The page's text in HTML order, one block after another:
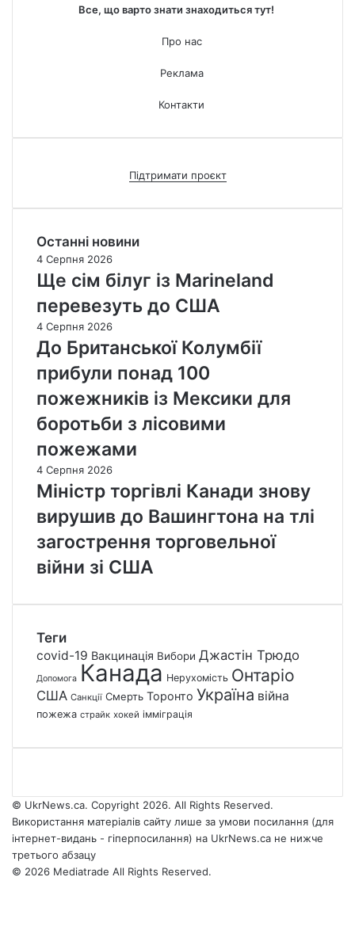
Все, що варто знати знаходиться тут!
Про нас
Реклама
Контакти
Підтримати проєкт
Останні новини
4 Серпня 2026
Ще сім білуг із Marineland
перевезуть до США
4 Серпня 2026
До Британської Колумбії
прибули понад 100
пожежників із Мексики для
боротьби з лісовими
пожежами
4 Серпня 2026
Міністр торгівлі Канади знову
вирушив до Вашингтона на тлі
загострення торговельної
війни зі США
Теги
covid-19 Вакцинація Вибори Джастін Трюдо
Допомога Канада Нерухомість Онтаріо
США Санкції Смерть Торонто Україна війна
пожежа страйк хокей імміграція
© UkrNews.ca. Copyright 2026. All Rights Reserved.
Використання матеріалів сайту лише за умови посилання (для
інтернет-видань - гіперпосилання) на UkrNews.ca не нижче
третього абзацу
© 2026 Mediatrade All Rights Reserved.